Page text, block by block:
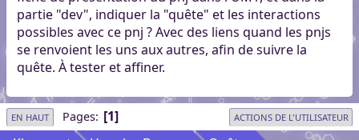
partie "dev", indiquer la "quête" et les interactions
possibles avec ce pnj ? Avec des liens quand les pnjs
se renvoient les uns aux autres, afin de suivre la
quête. À tester et affiner.
EN HAUT Pages 1 ACTIONS DE L'UTILISATEUR